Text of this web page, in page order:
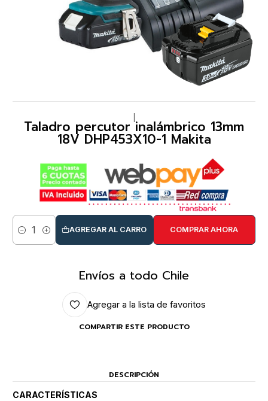
Taladro percutor inalámbrico 13mm
18V DHP453X10-1 Makita
Cantidad
AGREGAR AL CARRO COMPRAR AHORA
Envíos a todo Chile
Agregar a la lista de favoritos
COMPARTIR ESTE PRODUCTO
DESCRIPCIÓN
CARACTERÍSTICAS